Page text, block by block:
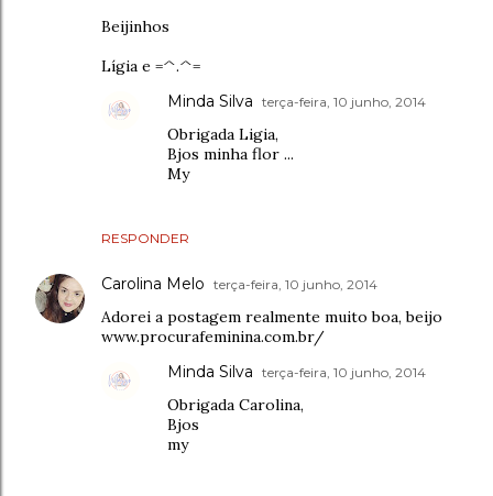
Beijinhos
Lígia e =^.^=
RESPONDER
Minda Silva terça-feira, 10 junho, 2014
Obrigada Ligia,
Bjos minha flor ...
My
Carolina Melo terça-feira, 10 junho, 2014
Adorei a postagem realmente muito boa, beijo
www.procurafeminina.com.br/
Minda Silva terça-feira, 10 junho, 2014
Obrigada Carolina,
Bjos
my